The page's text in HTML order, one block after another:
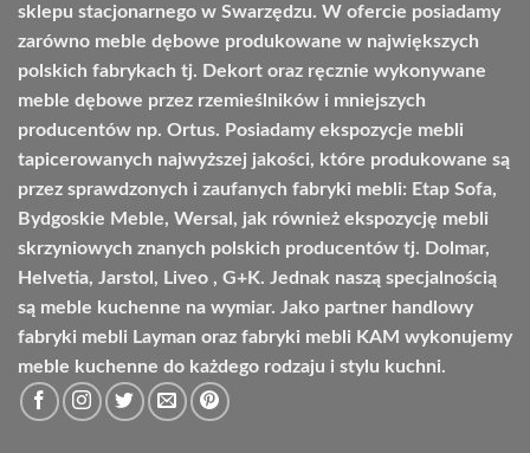
sklepu stacjonarnego w Swarzędzu. W ofercie posiadamy
zarówno meble dębowe produkowane w największych
polskich fabrykach tj. Dekort oraz ręcznie wykonywane
meble dębowe przez rzemieślników i mniejszych
producentów np. Ortus. Posiadamy ekspozycje mebli
tapicerowanych najwyższej jakości, które produkowane są
przez sprawdzonych i zaufanych fabryki mebli: Etap Sofa,
Bydgoskie Meble, Wersal, jak również ekspozycję mebli
skrzyniowych znanych polskich producentów tj. Dolmar,
Helvetia, Jarstol, Liveo , G+K. Jednak naszą specjalnością
są meble kuchenne na wymiar. Jako partner handlowy
fabryki mebli Layman oraz fabryki mebli KAM wykonujemy
meble kuchenne do każdego rodzaju i stylu kuchni.